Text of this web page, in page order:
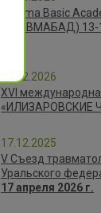
Trauma Basic
(ТРАВМАБАД) 13-
26.02.2026
XVI
«ИЛИЗАРОВСКИЕ
17.12.2025
V Съезд
Уральского
17 апреля 2026 г.